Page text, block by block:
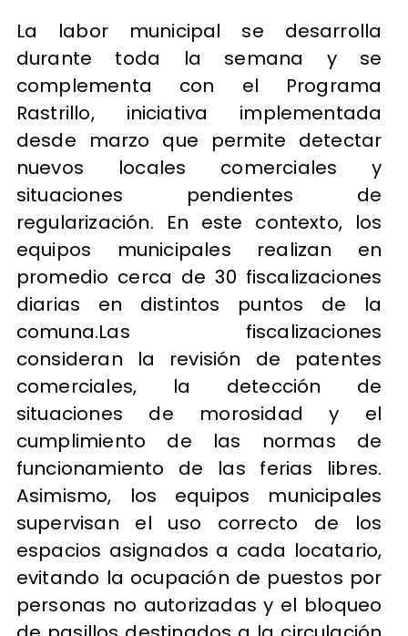
La labor municipal se desarrolla
durante toda la semana y se
complementa con el Programa
Rastrillo, iniciativa implementada
desde marzo que permite detectar
nuevos locales comerciales y
situaciones pendientes de
regularización. En este contexto, los
equipos municipales realizan en
promedio cerca de 30 fiscalizaciones
diarias en distintos puntos de la
comuna.Las fiscalizaciones
consideran la revisión de patentes
comerciales, la detección de
situaciones de morosidad y el
cumplimiento de las normas de
funcionamiento de las ferias libres.
Asimismo, los equipos municipales
supervisan el uso correcto de los
espacios asignados a cada locatario,
evitando la ocupación de puestos por
personas no autorizadas y el bloqueo